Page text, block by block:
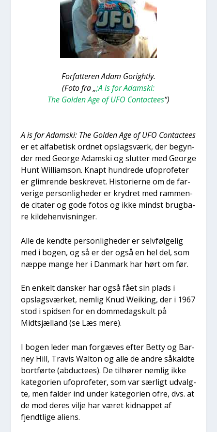
For­fat­te­ren Adam Goright­ly.
(Foto fra „;A is for Adam­ski:
The Gol­den Age of UFO Con­ta­cte­es“)
A is for Adam­ski: The Gol­den Age of UFO Con­ta­cte­es
er et alfa­be­tisk ord­net opslags­værk, der begyn­
der med Geor­ge Adam­ski og slut­ter med Geor­ge
Hunt Wil­li­am­son. Knapt hund­re­de ufopro­fe­ter
er glim­ren­de beskre­vet. Histo­ri­er­ne om de far­
ve­ri­ge per­son­lig­he­der er kry­dret med ram­men­
de cita­ter og gode fotos og ikke mindst brug­ba­
re kil­de­hen­vis­nin­ger.
Alle de kend­te per­son­lig­he­der er selv­føl­ge­lig
med i bogen, og så er der også en hel del, som
næp­pe man­ge her i Dan­mark har hørt om før.
En enkelt dan­sker har også fået sin plads i
opslags­vær­ket, nem­lig Knud Weiking, der i 1967
stod i spid­sen for en dom­me­dagskult på
Midtsjæl­land (se Læs mere).
I bogen leder man for­gæ­ves efter Bet­ty og Bar­
ney Hill, Tra­vis Walt­on og alle de andre såkald­te
bort­før­te (abducte­es). De til­hø­rer nem­lig ikke
kate­go­ri­en ufopro­fe­ter, som var sær­ligt udvalg­
te, men fal­der ind under kate­go­ri­en ofre, dvs. at
de mod deres vil­je har været kid­nap­pet af
fjendt­li­ge ali­ens.